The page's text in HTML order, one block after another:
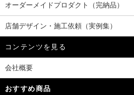
オーダーメイドプロダクト（完納品）
店舗デザイン・施工依頼（実例集）
コンテンツを見る
会社概要
おすすめ商品